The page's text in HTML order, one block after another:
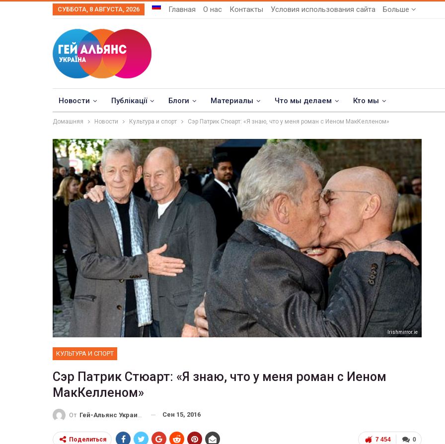
СУББОТА, 8 АВГУСТА, 2026 Главная О нас Контакты Условия использования сайта Больше
Новости Публікації Блоги Материалы Что мы делаем Кто мы
Домашняя Новости Культура и спорт Сэр Патрик Стюарт: «Я знаю, что у меня роман с Иеном МакКелленом»
Іrishmirror.ie
КУЛЬТУРА И СПОРТ
Сэр Патрик Стюарт: «Я знаю, что у меня роман с Иеном
МакКелленом»
От Гей-Альянс Украина Сен 15, 2016
0
7 454
Поделиться
ФОТО
Прайд в Тель-Авиве собрал 200
тысяч участников
Июн 10, 2017 0
ФОТО
Военнослужащие-трансгендеры
ГЕЙ-АЛЬЯНС УКРАИНА Июл 27, 2017 0